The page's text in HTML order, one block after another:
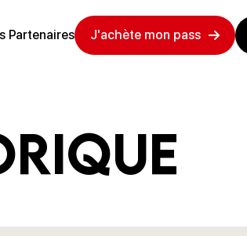
Partenaires J'achète mon pass